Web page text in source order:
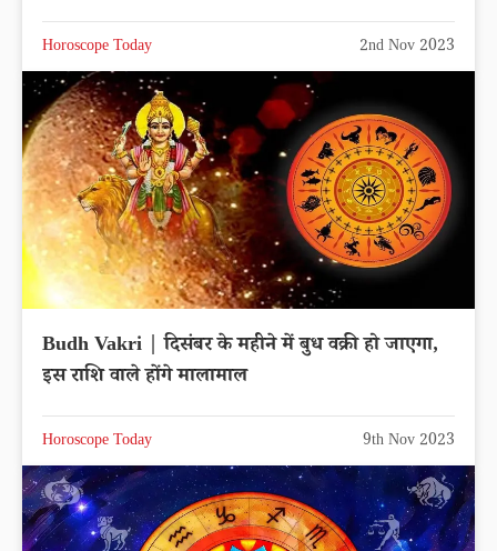
Horoscope Today 2nd Nov 2023
Budh Vakri | दिसंबर के महीने में बुध वक्री हो जाएगा,
इस राशि वाले होंगे मालामाल
Horoscope Today 9th Nov 2023